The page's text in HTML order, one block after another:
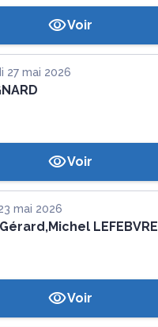
Voir
27 mai 2026
Voir
mai 2026
LEFEBVRE
Voir